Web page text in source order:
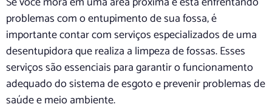
problemas com o entupimento de sua fossa, é
importante contar com serviços especializados de uma
desentupidora que realiza a limpeza de fossas. Esses
serviços são essenciais para garantir o funcionamento
adequado do sistema de esgoto e prevenir problemas de
saúde e meio ambiente.